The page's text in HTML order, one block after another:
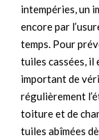
intempéries, un
encore par
temps. Pour
tuiles cassées, il
important de
régulièrement
toiture et de
tuiles abîmées